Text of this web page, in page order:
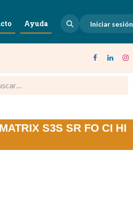
Ayuda Iniciar sesión
S3S SR FO CI HI